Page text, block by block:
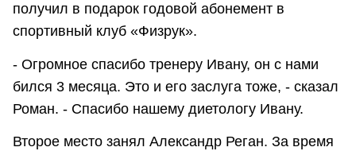
получил в подарок годовой абонемент в
спортивный клуб «Физрук».
- Огромное спасибо тренеру Ивану, он с нами
бился 3 месяца. Это и его заслуга тоже, - сказал
Роман. - Спасибо нашему диетологу Ивану.
Второе место занял Александр Реган. За время